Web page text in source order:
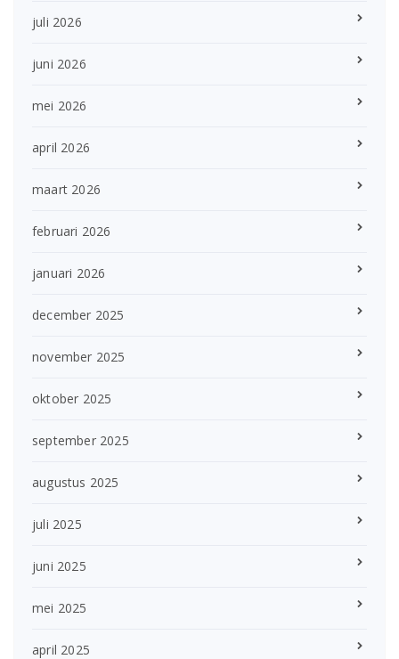
juli 2026
juni 2026
mei 2026
april 2026
maart 2026
februari 2026
januari 2026
december 2025
november 2025
oktober 2025
september 2025
augustus 2025
juli 2025
juni 2025
mei 2025
april 2025